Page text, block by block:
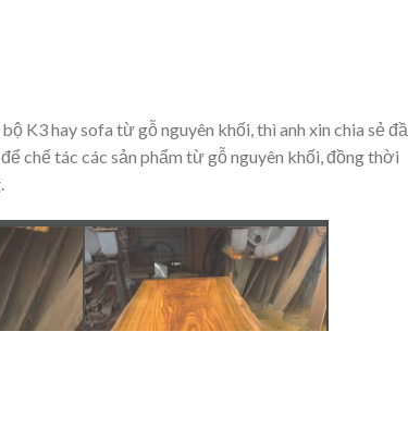
K3 hay sofa từ gỗ nguyên khối, thì anh xin chia sẻ
chế tác các sản phẩm từ gỗ nguyên khối, đồng thời